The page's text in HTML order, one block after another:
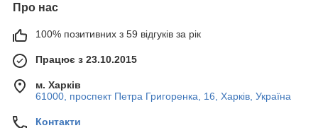
Про нас
100% позитивних з 59 відгуків за рік
Працює з 23.10.2015
м. Харків
61000, проспект Петра Григоренка, 16, Харків, Україна
Контакти